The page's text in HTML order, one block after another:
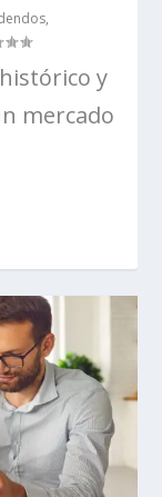
,
y
mercado